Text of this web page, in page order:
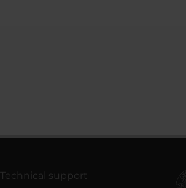
Technical support